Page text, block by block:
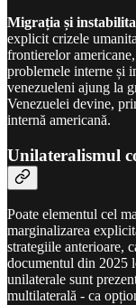
Migrația și
explicit crizele
frontierelor
problemele interne și
venezueleni ajung la
Venezuelei devine,
internă americană.
Unilateralismul
Poate elementul cel
marginalizarea
strategiile anterioare,
documentul din 2025
unilaterale sunt
multilaterală - ca